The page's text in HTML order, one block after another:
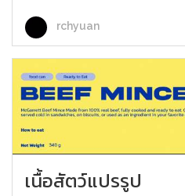
rchyuan
เนื้อสัตว์แปรรูป